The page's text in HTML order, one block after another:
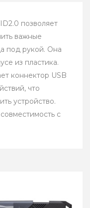
позволяет
важные
под рукой. Она
из пластика.
коннектор USB
что
устройство.
с